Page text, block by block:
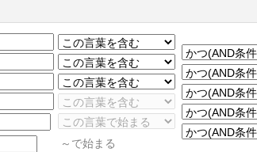
～で始まる